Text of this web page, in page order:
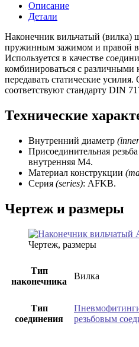
пружинным
зажимом
и
резьбой
M4
(MBO)
Описание
Детали
Наконечник вильчатый (вилка)
пружинным зажимом и правой
Используется в качестве
комбинироваться с различными
передавать статические
соответствуют стандарту DIN
Технические
Внутренний диаметр
Присоединительная резьба
внутренняя М4.
Материал конструкции
Серия (series): AFKB.
Чертеж и размеры
Чертеж, размеры
Тип
наконечника
Вилка
Тип
соединения
резьбовым